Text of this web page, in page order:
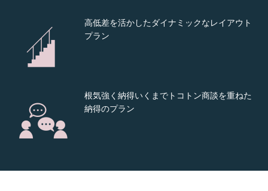
高低差を活かしたダイナミックなレイアウト
プラン
根気強く納得いくまでトコトン商談を重ねた
納得のプラン